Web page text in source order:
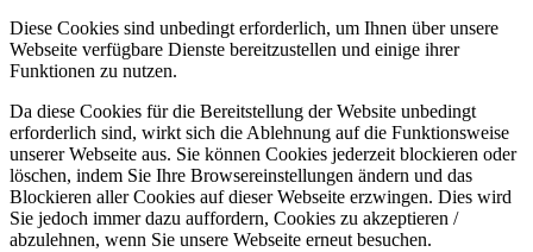
Diese Cookies sind unbedingt erforderlich, um Ihnen über unsere
Webseite verfügbare Dienste bereitzustellen und einige ihrer
Funktionen zu nutzen.
Da diese Cookies für die Bereitstellung der Website unbedingt
erforderlich sind, wirkt sich die Ablehnung auf die Funktionsweise
unserer Webseite aus. Sie können Cookies jederzeit blockieren oder
löschen, indem Sie Ihre Browsereinstellungen ändern und das
Blockieren aller Cookies auf dieser Webseite erzwingen. Dies wird
Sie jedoch immer dazu auffordern, Cookies zu akzeptieren /
abzulehnen, wenn Sie unsere Webseite erneut besuchen.